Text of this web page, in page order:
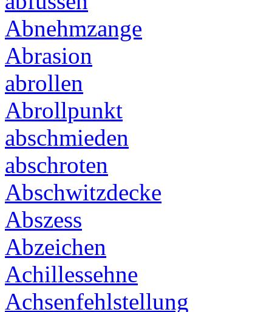
Abnehmzange
Abrasion
abrollen
Abrollpunkt
abschmieden
abschroten
Abschwitzdecke
Abszess
Abzeichen
Achillessehne
Achsenfehlstellung